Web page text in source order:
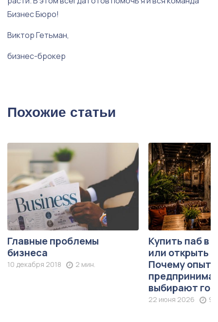
Бизнес Бюро!
Виктор Гетьман,
бизнес-брокер
Похожие статьи
Главные проблемы
бизнеса
10 декабря 2018 2 мин.
Купить паб в
или открыть
Почему
выбирают
22 июня 2026 9